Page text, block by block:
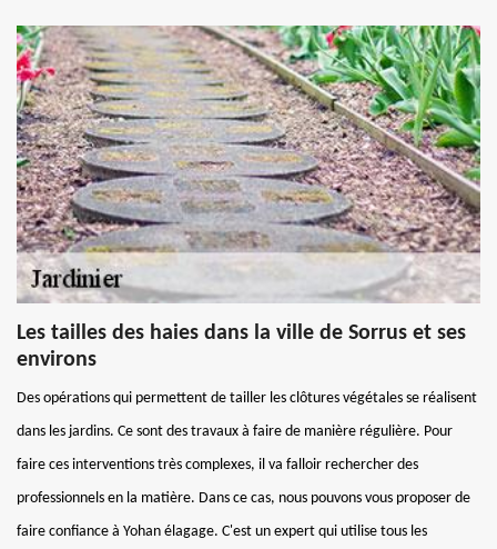
Les tailles des haies dans la ville de Sorrus et ses
environs
Des opérations qui permettent de tailler les clôtures végétales se réalisent
dans les jardins. Ce sont des travaux à faire de manière régulière. Pour
faire ces interventions très complexes, il va falloir rechercher des
professionnels en la matière. Dans ce cas, nous pouvons vous proposer de
faire confiance à Yohan élagage. C'est un expert qui utilise tous les